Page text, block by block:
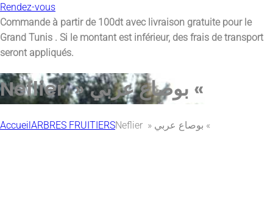
Rendez-vous
Commande à partir de 100dt avec livraison gratuite pour le
Grand Tunis . Si le montant est inférieur, des frais de transport
seront appliqués.
Neflier » بوصاع عربي «
AccueilARBRES FRUITIERS Neflier » بوصاع عربي «